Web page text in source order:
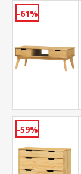
-61%
-59%